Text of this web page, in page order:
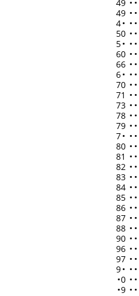
49 • •
49 • •
4• • •
50 • •
5• • •
60 • •
66 • •
6• • •
70 • •
71 • •
73 • •
78 • •
79 • •
7• • •
80 • •
81 • •
82 • •
83 • •
84 • •
85 • •
86 • •
87 • •
88 • •
90 • •
96 • •
97 • •
9• • •
•0 • •
•9 • •